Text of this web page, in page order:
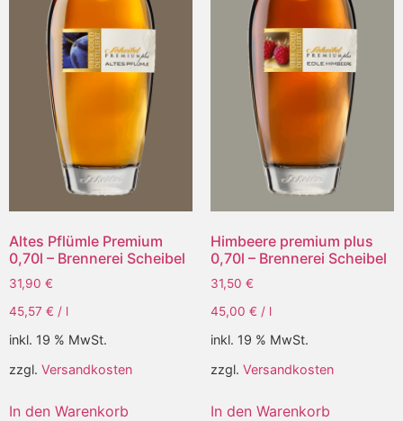
Altes Pflümle Premium
0,70l – Brennerei Scheibel
31,90 €
45,57 € / l
inkl. 19 % MwSt.
zzgl. Versandkosten
In den Warenkorb
Himbeere premium plus
0,70l – Brennerei Scheibel
31,50 €
45,00 € / l
inkl. 19 % MwSt.
zzgl. Versandkosten
In den Warenkorb